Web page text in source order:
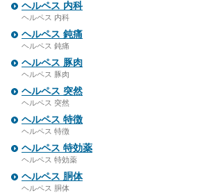
ヘルペス 内科
ヘルペス 内科
ヘルペス 鈍痛
ヘルペス 鈍痛
ヘルペス 豚肉
ヘルペス 豚肉
ヘルペス 突然
ヘルペス 突然
ヘルペス 特徴
ヘルペス 特徴
ヘルペス 特効薬
ヘルペス 特効薬
ヘルペス 胴体
ヘルペス 胴体